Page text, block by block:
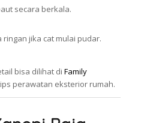
secara berkala.
jika cat mulai pudar.
bisa dilihat di Family
perawatan eksterior rumah.